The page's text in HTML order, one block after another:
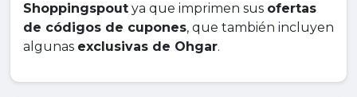
Shoppingspout ya que imprimen sus ofertas
de códigos de cupones, que también incluyen
algunas exclusivas de Ohgar.